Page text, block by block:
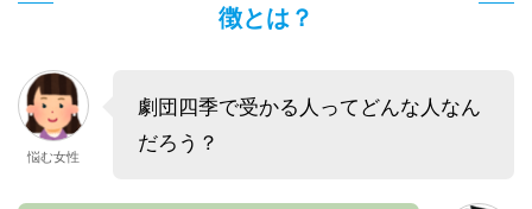
徴とは？
悩む女性
劇団四季で受かる人ってどんな人なん
だろう？